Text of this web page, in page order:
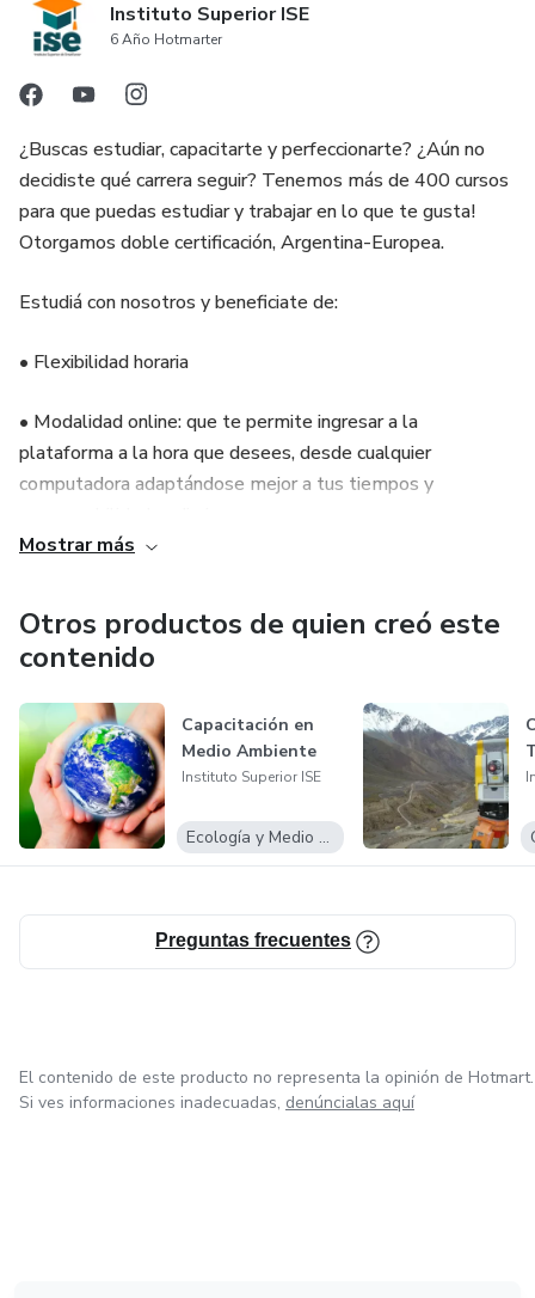
Instituto Superior ISE
6 Año Hotmarter
¿Buscas estudiar, capacitarte y perfeccionarte? ¿Aún no
decidiste qué carrera seguir? Tenemos más de 400 cursos
para que puedas estudiar y trabajar en lo que te gusta!
Otorgamos doble certificación, Argentina-Europea.
Estudiá con nosotros y beneficiate de:
• Flexibilidad horaria
• Modalidad online: que te permite ingresar a la
plataforma a la hora que desees, desde cualquier
computadora adaptándose mejor a tus tiempos y
a tu computadora, tablet o celular. Sin utilizar mails.
Ingreso a la plataforma mediante usuario y contraseña
personal.
• Forma de evaluación: mediante cuestionarios múltiple
choice con la nota al instante.
Mostrar más
Otros productos de quien creó este
contenido
Capacitación en
Medio Ambiente
Instituto Superior ISE
Ecología y Medio Ambiente
Preguntas frecuentes
El contenido de este producto no representa la opinión de Hotmart.
Si ves informaciones inadecuadas, denúncialas aquí